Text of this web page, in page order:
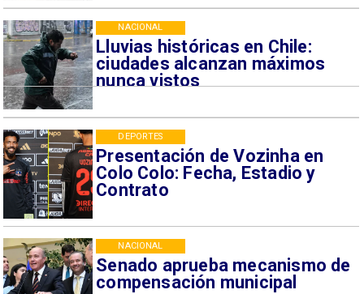
Lluvias históricas en Chile:
ciudades alcanzan máximos
nunca vistos
NACIONAL
Presentación de Vozinha en
Colo Colo: Fecha, Estadio y
Contrato
DEPORTES
Senado aprueba mecanismo de
compensación municipal
NACIONAL